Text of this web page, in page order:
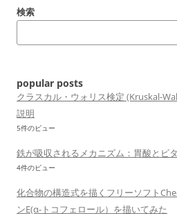
ー
検索
popular posts
クラスカル・ウォリス検定 (Kruskal-
説明
5件のビュー
鉄が吸収されるメカニズム：胃酸とビ
4件のビュー
化合物の構造式を描くフリーソフト
ンE(α-トコフェロール）を描いてみた